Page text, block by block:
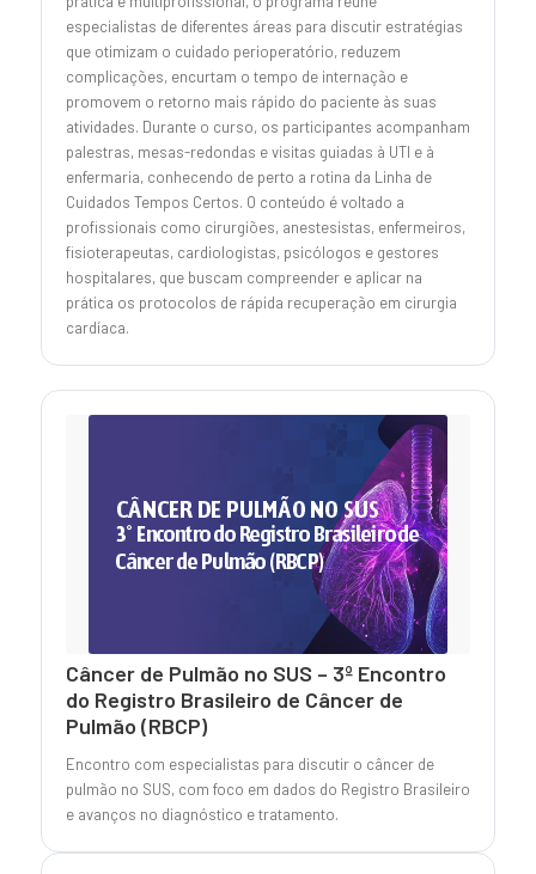
especialistas de diferentes áreas para discutir estratégias
que otimizam o cuidado perioperatório, reduzem
complicações, encurtam o tempo de internação e
promovem o retorno mais rápido do paciente às suas
atividades. Durante o curso, os participantes acompanham
palestras, mesas-redondas e visitas guiadas à UTI e à
enfermaria, conhecendo de perto a rotina da Linha de
Cuidados Tempos Certos. O conteúdo é voltado a
profissionais como cirurgiões, anestesistas, enfermeiros,
fisioterapeutas, cardiologistas, psicólogos e gestores
hospitalares, que buscam compreender e aplicar na
prática os protocolos de rápida recuperação em cirurgia
cardíaca.
Câncer de Pulmão no SUS – 3º Encontro
do Registro Brasileiro de Câncer de
Pulmão (RBCP)
Encontro com especialistas para discutir o câncer de
pulmão no SUS, com foco em dados do Registro Brasileiro
e avanços no diagnóstico e tratamento.